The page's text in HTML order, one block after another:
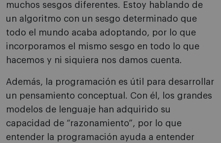
muchos sesgos diferentes. Estoy hablando de
un algoritmo con un sesgo determinado que
todo el mundo acaba adoptando, por lo que
incorporamos el mismo sesgo en todo lo que
hacemos y ni siquiera nos damos cuenta.
Además, la programación es útil para desarrollar
un pensamiento conceptual. Con él, los grandes
modelos de lenguaje han adquirido su
capacidad de “razonamiento”, por lo que
entender la programación ayuda a entender